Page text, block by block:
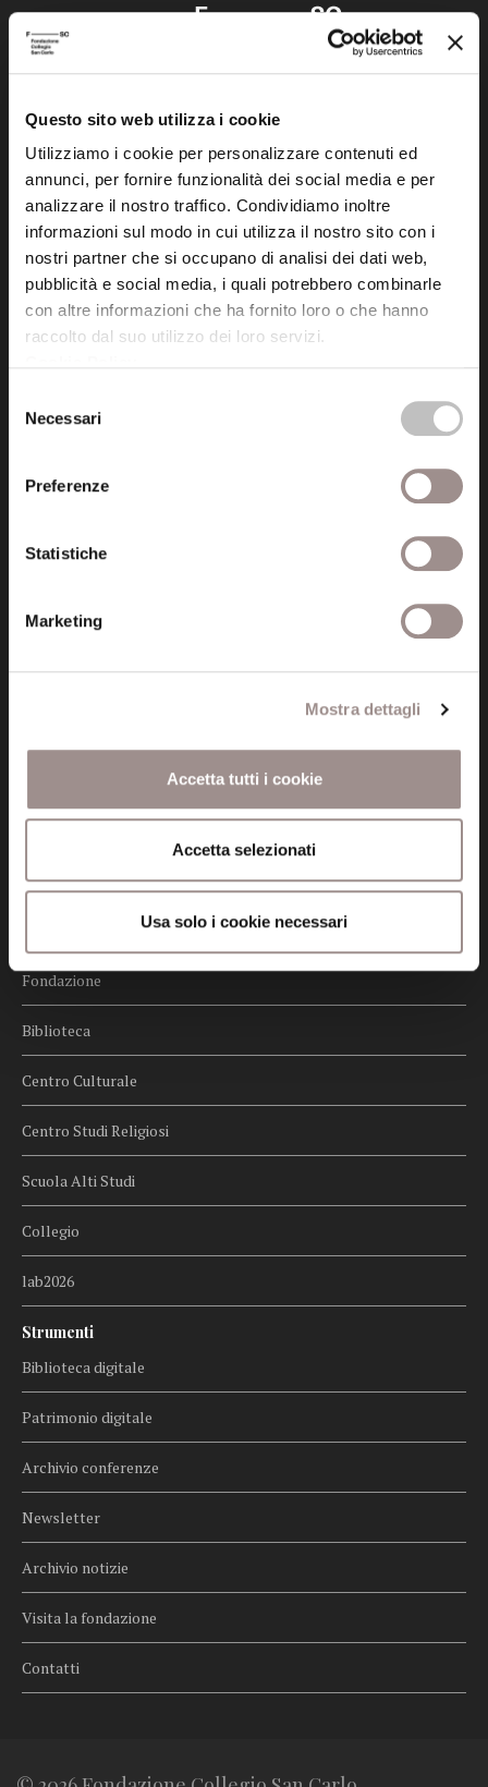
Questo sito web utilizza i cookie
Utilizziamo i cookie per personalizzare contenuti ed
annunci, per fornire funzionalità dei social media e per
analizzare il nostro traffico. Condividiamo inoltre
informazioni sul modo in cui utilizza il nostro sito con i
nostri partner che si occupano di analisi dei dati web,
pubblicità e social media, i quali potrebbero combinarle
con altre informazioni che ha fornito loro o che hanno
raccolto dal suo utilizzo dei loro servizi.
delNecessari
Preferenze
Statistiche
Marketing
Mostra dettagli
Accetta tutti i cookie
Accetta selezionati
Usa solo i cookie necessari
Fondazione Collegio San Carlo
Via San Carlo 5
41121 Modena (MO)
P.I. 00641060363
tel. 059.421211
info@fondazionesancarlo.it
fondazionecollegiosancarlo@legalmail.it
Whistleblowing
Menu
Fondazione
Biblioteca
Centro Culturale
Centro Studi Religiosi
Scuola Alti Studi
Collegio
lab2026
Strumenti
Biblioteca digitale
Patrimonio digitale
Archivio conferenze
Newsletter
Archivio notizie
Visita la fondazione
Contatti